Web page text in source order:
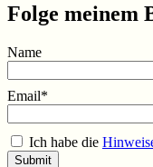
Folge meinem
Name
Email*
Ich habe die